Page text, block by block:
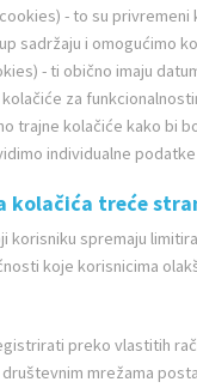
- to su
sadržaju i omogućimo
- ti obično imaju
za
trajne kolačiće kako bi
individualne
kolačića treće
korisniku spremaju
koje korisnicima
preko vlastitih
mrežama